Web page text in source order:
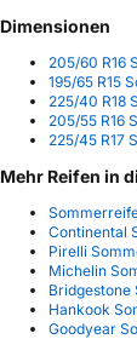
Dimensionen
205/60 R16
195/65 R15
225/40 R18
205/55 R16
225/45 R17
Mehr Reifen in
Continental
Pirelli
Michelin
Bridgestone
Hankook
Goodyear